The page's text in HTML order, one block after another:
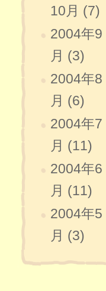
10月 (7)
2004年9
月 (3)
2004年8
月 (6)
2004年7
月 (11)
2004年6
月 (11)
2004年5
月 (3)